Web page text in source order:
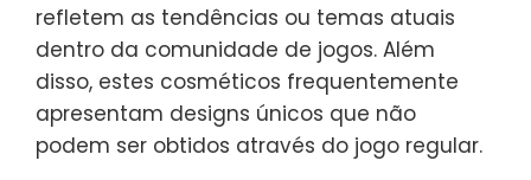
refletem as tendências ou temas atuais
dentro da comunidade de jogos. Além
disso, estes cosméticos frequentemente
apresentam designs únicos que não
podem ser obtidos através do jogo regular.